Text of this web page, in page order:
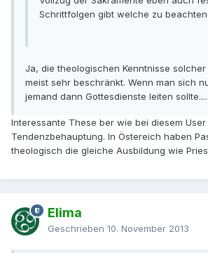
Schrittfolgen gibt welche zu beachten
Ja, die theologischen Kenntnisse
meist sehr beschränkt. Wenn man sich
jemand dann Gottesdienste leiten sollte....
Interessante These ber wie bei diesem
Tendenzbehauptung. In Östereich haben
theologisch die gleiche Ausbildung wie
Elima
Geschrieben 10. November 2013